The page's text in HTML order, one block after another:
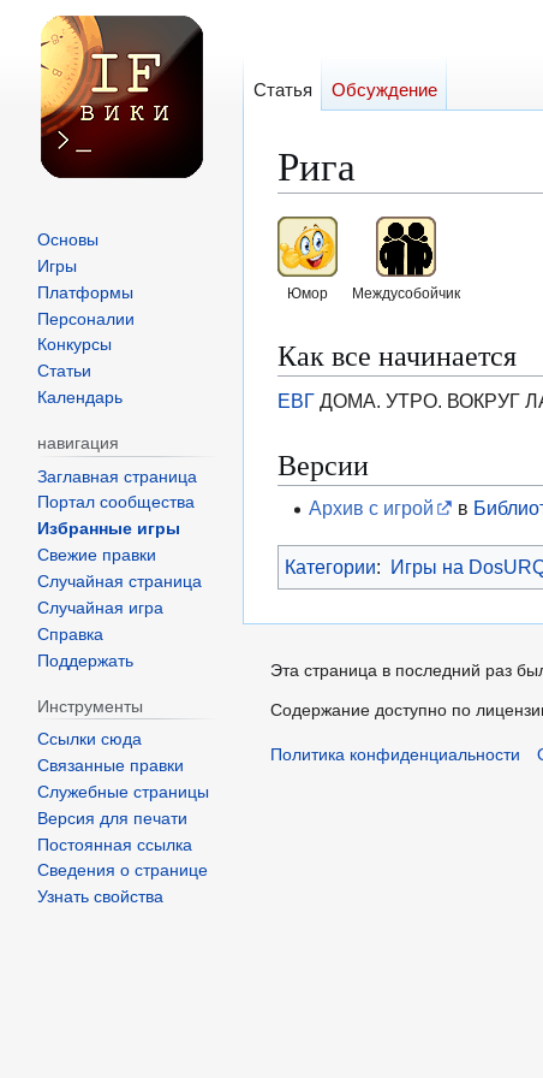
Рига
Перейти
к
навигации
Перейти
к
поиску
Юмор Междусобойчик
Как все начинается
ЕВГДОМА. УТРО. ВОКРУГ
Версии
Архив с игрой в
Категории: Игры на
Статья Обсуждение
Основы
Игры
Платформы
Персоналии
Конкурсы
Статьи
Календарь
навигация
Заглавная страница
Портал сообщества
Избранные игры
Свежие правки
Случайная страница
Случайная игра
Справка
Поддержать
Инструменты
Ссылки сюда
Связанные правки
Служебные страницы
Версия для печати
Постоянная ссылка
Сведения о странице
Узнать свойства
Эта страница в последний раз
Содержание доступно по
Политика конфиденциальности